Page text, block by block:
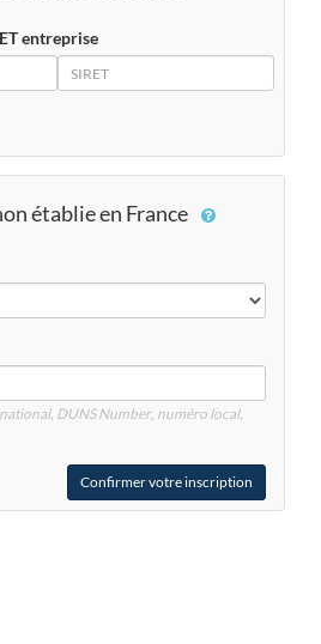
entreprise
établie en France
DUNSNumber, numéro local,